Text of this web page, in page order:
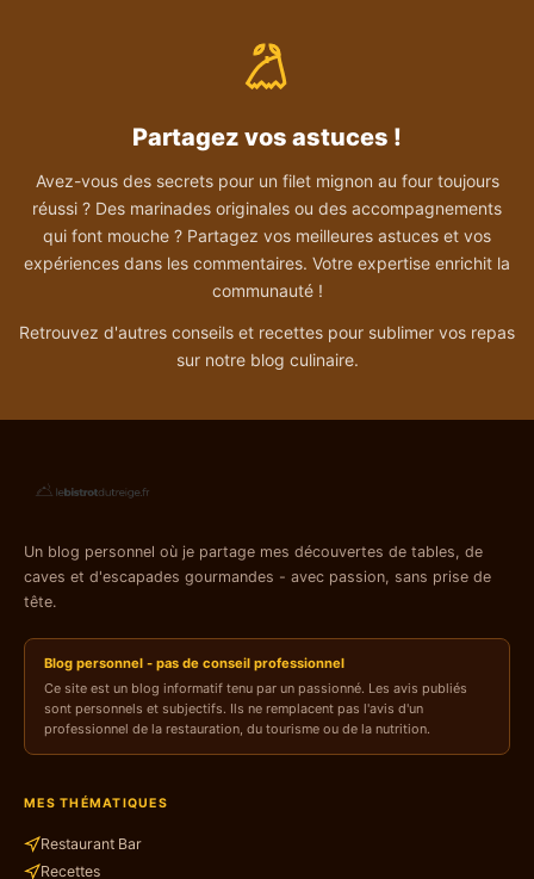
Partagez vos astuces !
Avez-vous des secrets pour un filet mignon au four toujours
réussi ? Des marinades originales ou des accompagnements
qui font mouche ? Partagez vos meilleures astuces et vos
expériences dans les commentaires. Votre expertise enrichit la
communauté !
Retrouvez d'autres conseils et recettes pour sublimer vos repas
sur notre blog culinaire.
Un blog personnel où je partage mes découvertes de tables, de
caves et d'escapades gourmandes - avec passion, sans prise de
tête.
Blog personnel - pas de conseil professionnel
Ce site est un blog informatif tenu par un passionné. Les avis publiés
sont personnels et subjectifs. Ils ne remplacent pas l'avis d'un
professionnel de la restauration, du tourisme ou de la nutrition.
MES THÉMATIQUES
Restaurant Bar
Recettes